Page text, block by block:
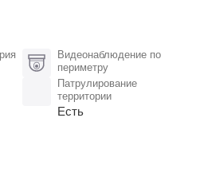
Видеонаблюдение по
периметру
Патрулирование
территории
Есть